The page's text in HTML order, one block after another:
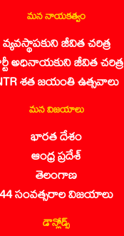
మన నాయకత్వం
వ్యవస్థాపకుని జీవిత చరిత్ర
అధినాయకుని జీవిత చరిత్ర
శత జయంతి ఉత్సవాలు
మన విజయాలు
భారత దేశం
ఆంధ్ర ప్రదేశ్
తెలంగాణ
44 సంవత్సరాల విజయాలు
డౌన్లోడ్స్